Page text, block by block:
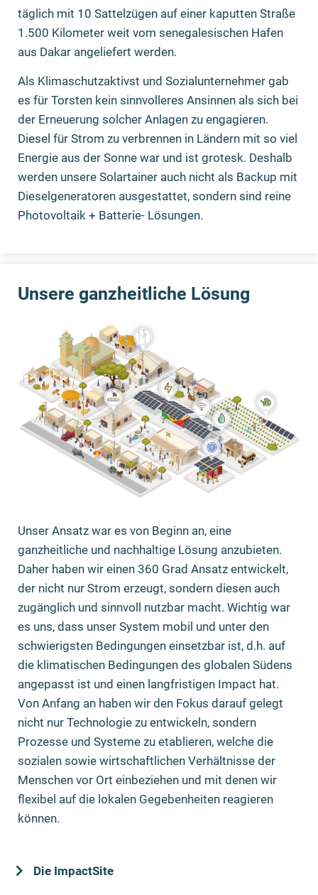
täglich mit 10 Sattelzügen auf einer kaputten Straße
1.500 Kilometer weit vom senegalesischen Hafen
aus Dakar angeliefert werden.
Als Klimaschutzaktivst und Sozialunternehmer gab
es für Torsten kein sinnvolleres Ansinnen als sich bei
der Erneuerung solcher Anlagen zu engagieren.
Diesel für Strom zu verbrennen in Ländern mit so viel
Energie aus der Sonne war und ist grotesk. Deshalb
werden unsere Solartainer auch nicht als Backup mit
Dieselgeneratoren ausgestattet, sondern sind reine
Photovoltaik + Batterie- Lösungen.
Unsere ganzheitliche Lösung
Unser Ansatz war es von Beginn an, eine
ganzheitliche und nachhaltige Lösung anzubieten.
Daher haben wir einen 360 Grad Ansatz entwickelt,
der nicht nur Strom erzeugt, sondern diesen auch
zugänglich und sinnvoll nutzbar macht. Wichtig war
es uns, dass unser System mobil und unter den
schwierigsten Bedingungen einsetzbar ist, d.h. auf
die klimatischen Bedingungen des globalen Südens
angepasst ist und einen langfristigen Impact hat.
Von Anfang an haben wir den Fokus darauf gelegt
nicht nur Technologie zu entwickeln, sondern
Prozesse und Systeme zu etablieren, welche die
sozialen sowie wirtschaftlichen Verhältnisse der
Menschen vor Ort einbeziehen und mit denen wir
flexibel auf die lokalen Gegebenheiten reagieren
können.
Die ImpactSite